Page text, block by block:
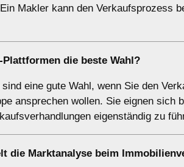
Makler kann den Verkaufsprozess
Plattformen die beste Wahl?
eine gute Wahl, wenn Sie den
ansprechen wollen. Sie eignen sich
eigenständig zu
die Marktanalyse beim